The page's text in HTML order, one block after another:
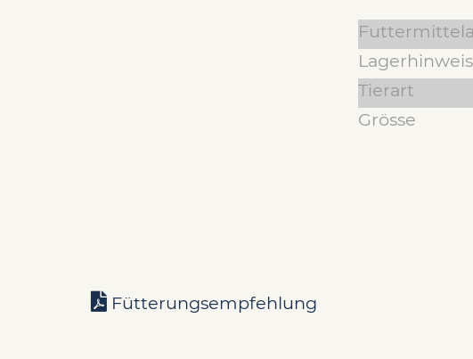
Lagerhinweis
Tierart
Grösse
Fütterungsempfehlung